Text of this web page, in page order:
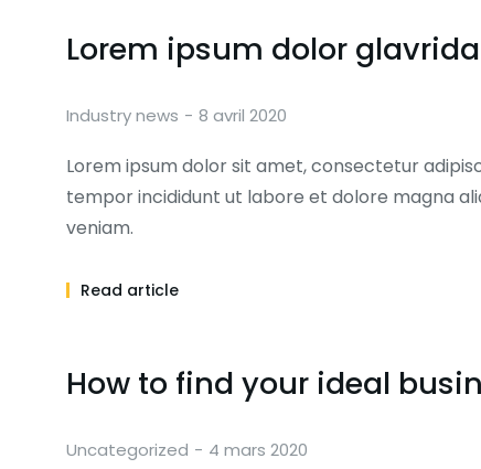
Lorem ipsum dolor
Industry news 8 avril 2020
Lorem ipsum dolor sit amet, consectetur
tempor incididunt ut labore et dolore magna
veniam.
Read article
How to find your ideal
Uncategorized 4 mars 2020